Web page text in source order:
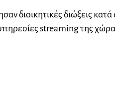
διοικητικές διώξεις
streaming της